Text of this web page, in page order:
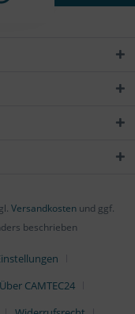
Versandkosten und ggf.
beschrieben
Über CAMTEC24